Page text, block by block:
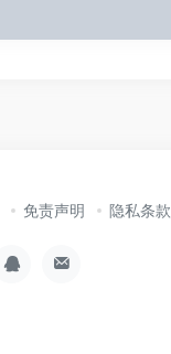
免责声明 隐私条款